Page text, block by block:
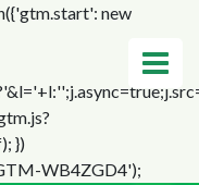
new
})
WB4ZGD4');